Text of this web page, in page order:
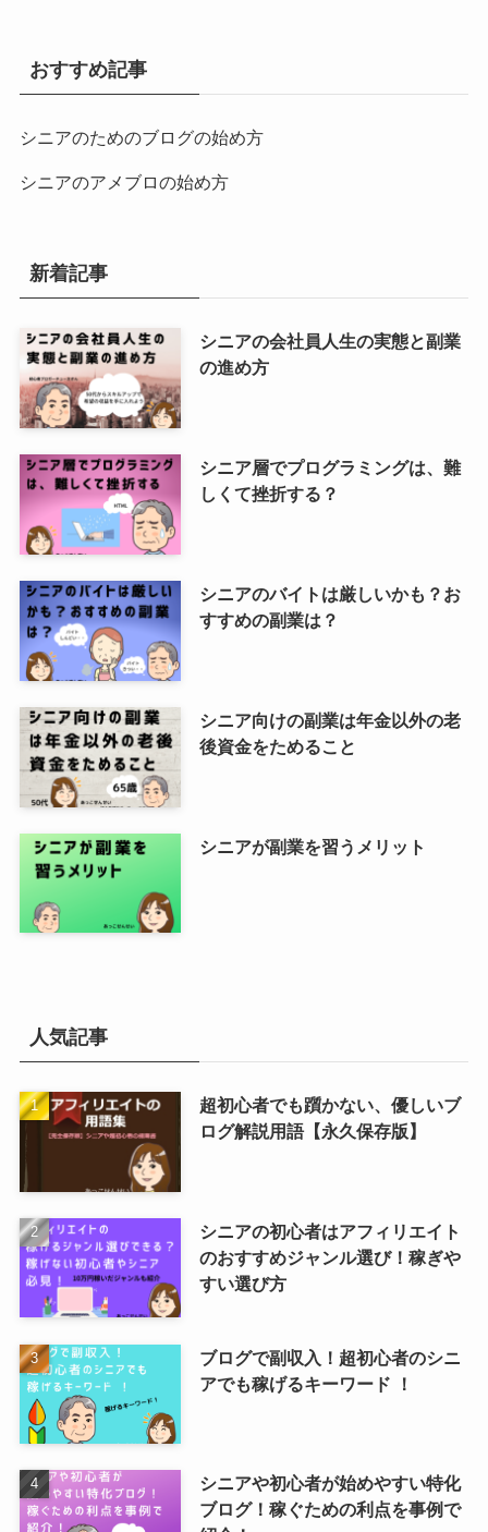
おすすめ記事
シニアのためのブログの始め方
シニアのアメブロの始め方
新着記事
シニアの会社員人生の実態と副業
の進め方
シニア層でプログラミングは、難
しくて挫折する？
シニアのバイトは厳しいかも？お
すすめの副業は？
シニア向けの副業は年金以外の老
後資金をためること
シニアが副業を習うメリット
人気記事
超初心者でも躓かない、優しいブ
ログ解説用語【永久保存版】
シニアの初心者はアフィリエイト
のおすすめジャンル選び！稼ぎや
すい選び方
ブログで副収入！超初心者のシニ
アでも稼げるキーワード ！
シニアや初心者が始めやすい特化
ブログ！稼ぐための利点を事例で